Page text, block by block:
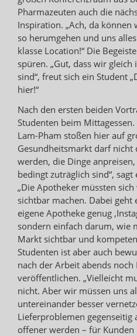
Pharmazeuten auch die
Inspiration. „Ach, da können
so herumgehen und uns
klasse Location!“ Die
spüren. „Gut, dass wir gleich
sind“, freut sich ein Student
hier!“
Nach den ersten beiden
Studenten beim
Lam-Pham stoßen hier auf
Gesundheitsmarkt darf nicht
werden, die Dinge
bedingt zuträglich sind“,
„Die Apotheker müssten
sichtbar machen. Dabei
eigene Apotheke genug
sondern einfach darum, wie
Markt sichtbar und
Studenten ist aber auch
nach der Arbeit abends noch
veröffentlichen. „Vielleicht
nicht. Aber wir müssen uns
untereinander besser
Lieferproblemen gegenseitig
offener werden – für Kunden